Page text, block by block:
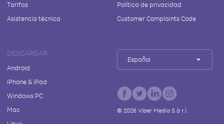
Tarifas
Asistencia técnica
Política de privacidad
Customer Complaints Code
DESCARGAR
Android
iPhone & iPad
Windows PC
Mac
Español
© 2026Viber Media S.à r.l.